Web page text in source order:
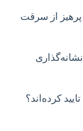
پرهیز از سرقت
نشانه‌گذاری
کرده‌اند؟